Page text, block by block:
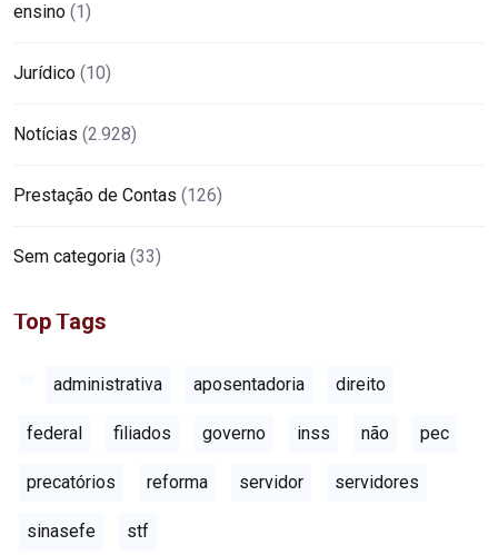
ensino (1)
Jurídico (10)
Notícias (2.928)
Prestação de Contas (126)
Sem categoria (33)
Top Tags
administrativa aposentadoria direito
federal filiados governo inss não pec
precatórios reforma servidor servidores
sinasefe stf